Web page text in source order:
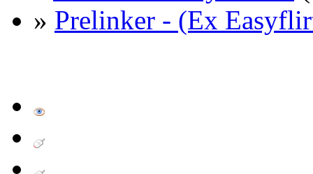
» Prelinker - (Ex